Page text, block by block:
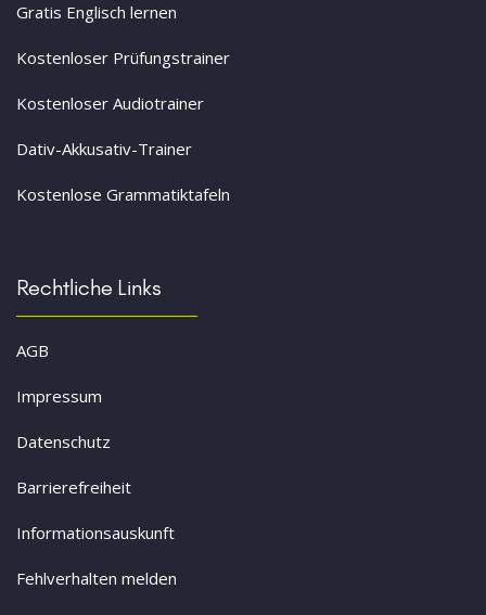
Gratis Englisch lernen
Kostenloser Prüfungstrainer
Kostenloser Audiotrainer
Dativ-Akkusativ-Trainer
Kostenlose Grammatiktafeln
Rechtliche Links
AGB
Impressum
Datenschutz
Barrierefreiheit
Informationsauskunft
Fehlverhalten melden